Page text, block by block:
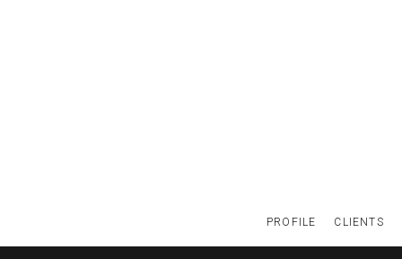
PROFILE CLIENTS